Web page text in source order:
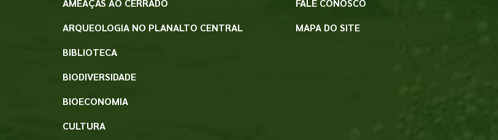
AMEAÇAS AO CERRADO
ARQUEOLOGIA NO PLANALTO CENTRAL
BIBLIOTECA
BIODIVERSIDADE
BIOECONOMIA
CULTURA
FALE CONOSCO
MAPA DO SITE